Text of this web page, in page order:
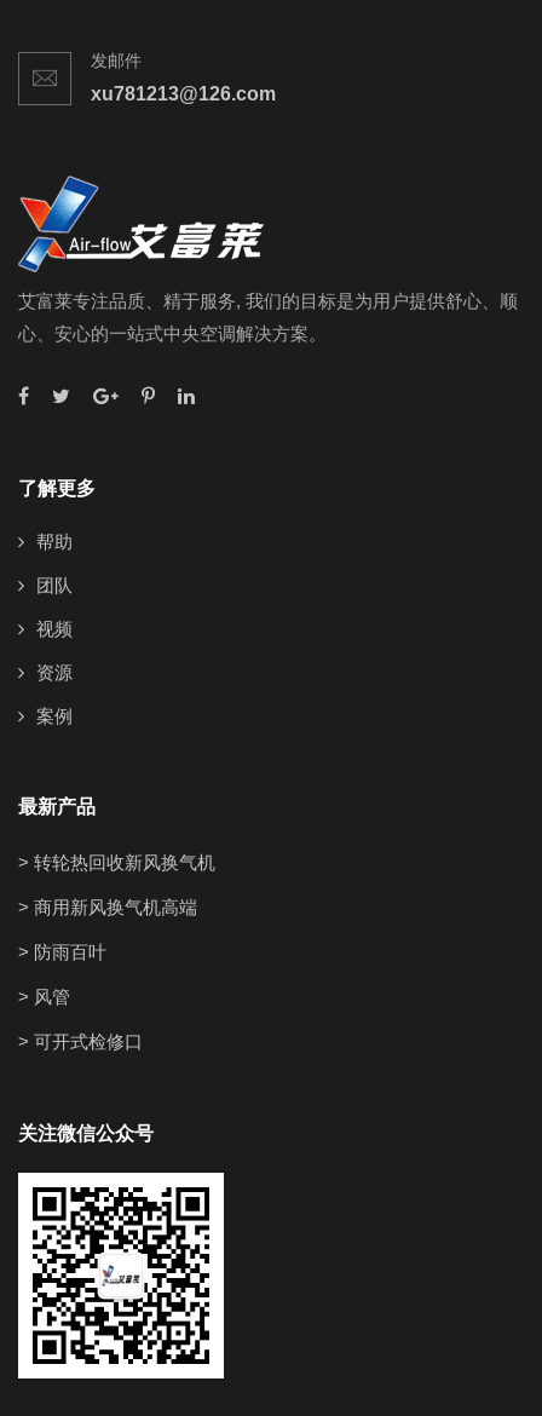
发邮件
xu781213@126.com
艾富莱专注品质、精于服务, 我们的目标是为用户提供舒心、顺
心、安心的一站式中央空调解决方案。
了解更多
帮助
团队
视频
资源
案例
最新产品
> 转轮热回收新风换气机
> 商用新风换气机高端
> 防雨百叶
> 风管
> 可开式检修口
关注微信公众号